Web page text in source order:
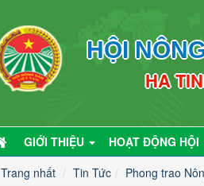
HỘI
HA
GIỚI THIỆU HOẠT ĐỘNG HỘI
Trang nhất
Tin Tức Phong trao